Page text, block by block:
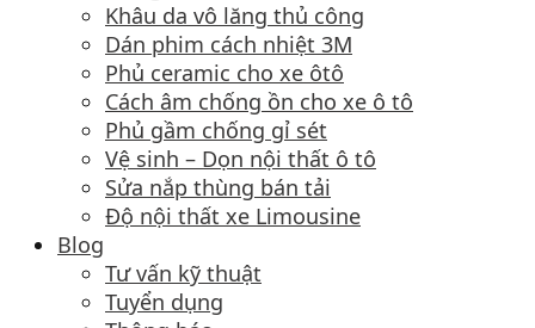
Khâu da vô lăng thủ công
Dán phim cách nhiệt 3M
Phủ ceramic cho xe ôtô
Cách âm chống ồn cho xe ô tô
Phủ gầm chống gỉ sét
Vệ sinh – Dọn nội thất ô tô
Sửa nắp thùng bán tải
Độ nội thất xe Limousine
Blog
Tư vấn kỹ thuật
Tuyển dụng